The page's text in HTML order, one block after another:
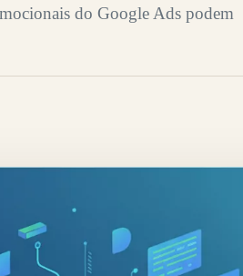
do Google Ads podem